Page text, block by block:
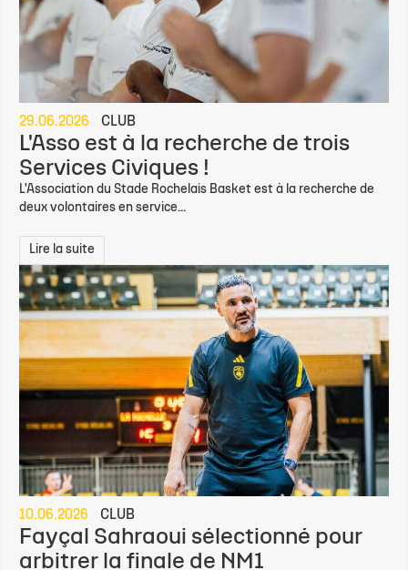
10.06.2026 CLUB
Fayçal Sahraoui sélectionné pour
arbitrer la finale de NM1
Le vendredi 19 juin prochain, Fayçal Sahraoui représentera le
Club lors des finales...
Lire la suite